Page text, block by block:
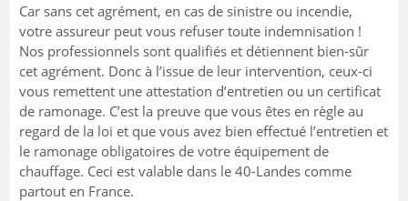
Car sans cet agrément, en cas de sinistre ou incendie,
votre assureur peut vous refuser toute indemnisation !
Nos professionnels sont qualifiés et détiennent bien-sûr
cet agrément. Donc à l’issue de leur intervention, ceux-ci
vous remettent une attestation d’entretien ou un certificat
de ramonage. C’est la preuve que vous êtes en règle au
regard de la loi et que vous avez bien effectué l’entretien et
le ramonage obligatoires de votre équipement de
chauffage. Ceci est valable dans le 40-Landes comme
partout en France.